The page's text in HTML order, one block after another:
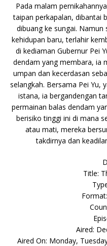
Pada malam
taipan perkapalan, dibantai
dibuang ke sungai.
kehidupan baru, terlahir
di kediaman Gubernur Pei
dendam yang membara, ia
umpan dan kecerdasan
selangkah. Bersama Pei Yu,
istana, ia bergandengan
permainan balas dendam
berisiko tinggi ini di mana
atau mati, mereka
takdirnya dan
Title:
Aired:
Aired On: Monday,